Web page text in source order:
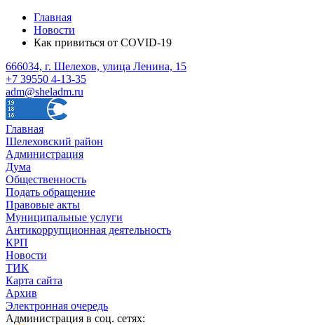
Главная
Новости
Как привиться от COVID-19
666034, г. Шелехов, улица Ленина, 15
+7 39550 4-13-35
adm@sheladm.ru
Главная
Шелеховский район
Администрация
Дума
Общественность
Подать обращение
Правовые акты
Муниципальные услуги
Антикоррупционная деятельность
КРП
Новости
ТИК
Карта сайта
Архив
Электронная очередь
Администрация в соц. сетях: